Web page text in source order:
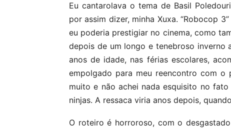
Eu cantarolava o tema de Basil
por assim dizer, minha Xuxa. “Robocop
eu poderia prestigiar no cinema, como
depois de um longo e tenebroso inverno
anos de idade, nas férias escolares,
empolgado para meu reencontro com
muito e não achei nada esquisito no
ninjas. A ressaca viria anos depois,
O roteiro é horroroso, com o